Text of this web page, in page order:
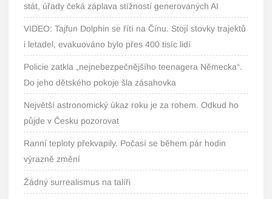
stát, úřady čeká záplava stížností generovaných AI
VIDEO: Tajfun Dolphin se řítí na Čínu. Stojí stovky trajektů
i letadel, evakuováno bylo přes 400 tisíc lidí
Policie zatkla „nejnebezpečnějšího teenagera Německa“.
Do jeho dětského pokoje šla zásahovka
Největší astronomický úkaz roku je za rohem. Odkud ho
půjde v Česku pozorovat
Ranní teploty překvapily. Počasí se během pár hodin
výrazně změní
Žádný surrealismus na talíři